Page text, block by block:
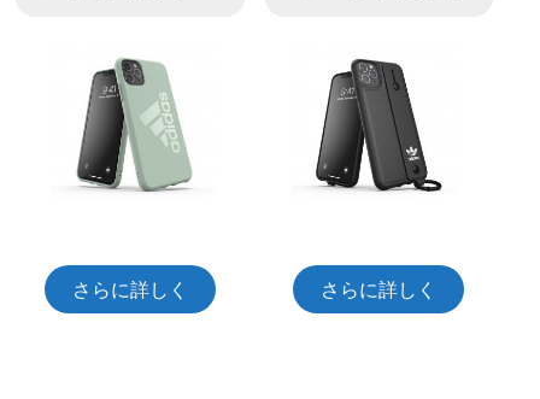
さらに詳しく さらに詳しく